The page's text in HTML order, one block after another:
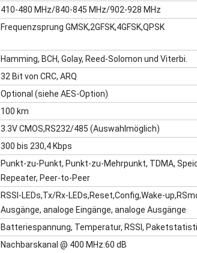
410-480 MHz/840-845 MHz/902-928 MHz
Frequenzsprung GMSK,2GFSK,4GFSK,QPSK
Hamming, BCH, Golay, Reed-Solomon und Viterbi.
32 Bit von CRC, ARQ
Optional (siehe AES-Option)
100 km
3.3V CMOS,RS232/485 (Auswahlmöglich)
300 bis 230,4 Kbps
Punkt-zu-Punkt, Punkt-zu-Mehrpunkt, TDMA,
Repeater, Peer-to-Peer
RSSI-LEDs,Tx/Rx-LEDs,Reset,Config,Wake-
Ausgänge, analoge Eingänge, analoge Ausgänge
Batteriespannung, Temperatur, RSSI,
Nachbarskanal @ 400 MHz:60 dB